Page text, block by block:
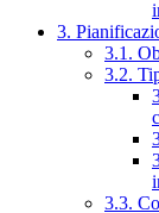
3.
3.1.
3.2.
3.3.